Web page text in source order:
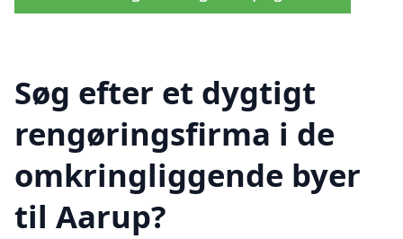
Søg efter et dygtigt
rengøringsfirma i de
omkringliggende byer
til Aarup?